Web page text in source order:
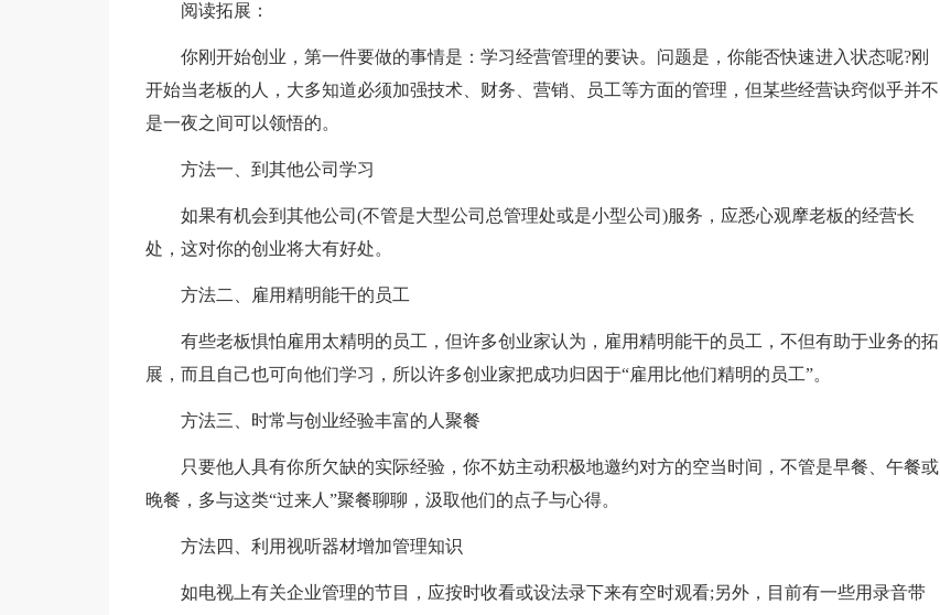
阅读拓展：
你刚开始创业，第一件要做的事情是：学习经营管理的要诀。问题是，你能否快速进入状态呢?刚
开始当老板的人，大多知道必须加强技术、财务、营销、员工等方面的管理，但某些经营诀窍似乎并不
是一夜之间可以领悟的。
方法一、到其他公司学习
如果有机会到其他公司(不管是大型公司总管理处或是小型公司)服务，应悉心观摩老板的经营长
处，这对你的创业将大有好处。
方法二、雇用精明能干的员工
有些老板惧怕雇用太精明的员工，但许多创业家认为，雇用精明能干的员工，不但有助于业务的拓
展，而且自己也可向他们学习，所以许多创业家把成功归因于“雇用比他们精明的员工”。
方法三、时常与创业经验丰富的人聚餐
只要他人具有你所欠缺的实际经验，你不妨主动积极地邀约对方的空当时间，不管是早餐、午餐或
晚餐，多与这类“过来人”聚餐聊聊，汲取他们的点子与心得。
方法四、利用视听器材增加管理知识
如电视上有关企业管理的节目，应按时收看或设法录下来有空时观看;另外，目前有一些用录音带